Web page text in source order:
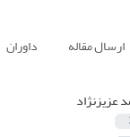
ارسال مقاله داوران
عزیزنژاد